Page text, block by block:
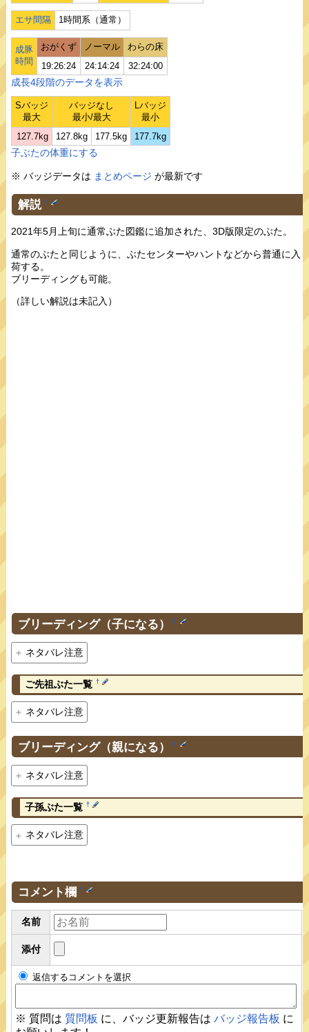
エサ間隔 1時間系（通常）
成豚
時間
おがくず ノーマル
わらの床
19:26:24
24:14:24 32:24:00
成長4段階のデータを表示
Sバッジ
最大
バッジなし
最小/最大
Lバッジ
最小
127.7kg
127.8kg 177.5kg 177.7kg
子ぶたの体重にする
※ バッジデータは まとめページ が最新です
解説 †
2021年5月上旬に通常ぶた図鑑に追加された、3D版限定のぶた。
通常のぶたと同じように、ぶたセンターやハントなどから普通に入
荷する。
ブリーディングも可能。
（詳しい解説は未記入）
ブリーディング（子になる） †
ネタバレ注意
ご先祖ぶた一覧 †
ネタバレ注意
ブリーディング（親になる） †
ネタバレ注意
子孫ぶた一覧 †
ネタバレ注意
コメント欄 †
名前
添付
返信するコメントを選択
※ 質問は 質問板 に、バッジ更新報告はバッジ報告板 に